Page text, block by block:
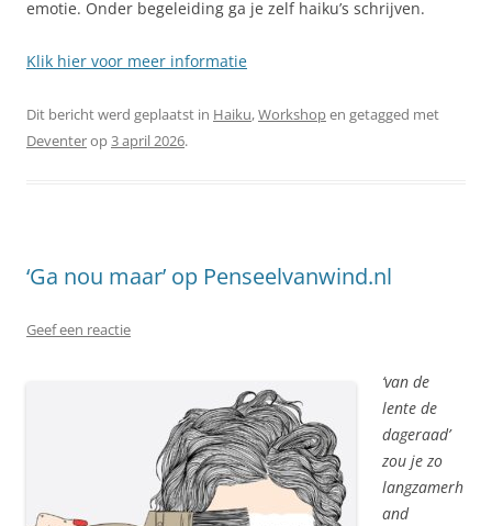
emotie. Onder begeleiding ga je zelf haiku’s schrijven.
Klik hier voor meer informatie
Dit bericht werd geplaatst in Haiku,Workshopen getagged met
Deventerop3 april 2026.
‘Ga nou maar’ op Penseelvanwind.nl
Geef een reactie
‘van de
lente de
dageraad’
zou je zo
langzamerh
and